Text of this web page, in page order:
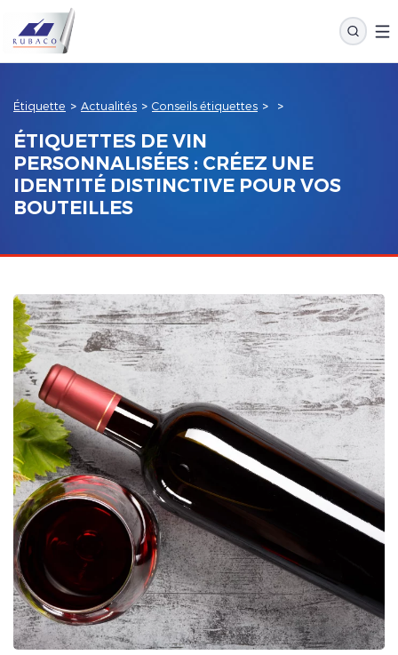
Étiquette > Actualités > Conseils étiquettes > >
ÉTIQUETTES DE VIN
PERSONNALISÉES : CRÉEZ UNE
IDENTITÉ DISTINCTIVE POUR VOS
BOUTEILLES